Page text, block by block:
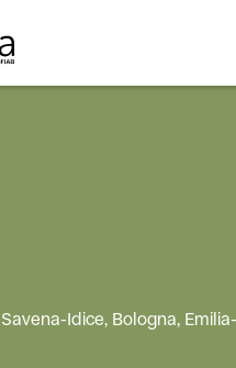
Idice, Bologna, Emilia-